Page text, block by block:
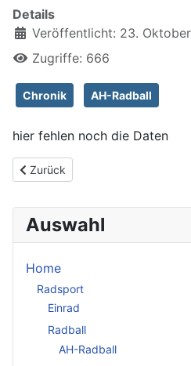
Details
Veröffentlicht: 23.
Zugriffe: 666
Chronik AH-Radball
hier fehlen noch die Daten
Vorheriger Beitrag: Hubert und
Zurück
Auswahl
Home
Radsport
Einrad
Radball
AH-Radball